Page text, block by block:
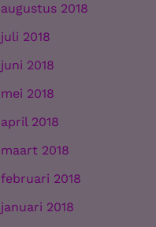
augustus 2018
juli 2018
juni 2018
mei 2018
april 2018
maart 2018
februari 2018
januari 2018